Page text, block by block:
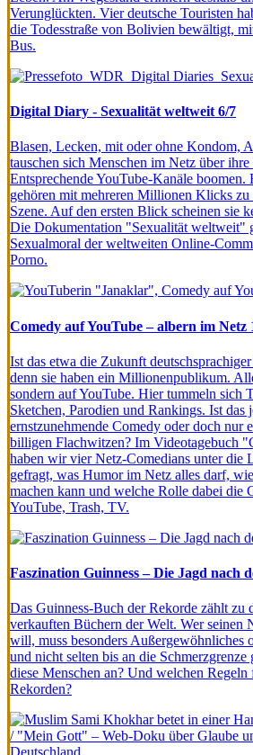
Verunglückten. Vier deutsche Touristen
die Todesstraße von Bolivien bewältigt,
Bus.
Digital Diary - Sexualität weltweit 6/7
Blasen, Lecken, mit oder ohne Kondom,
tauschen sich Menschen im Netz über ihre
Entsprechende YouTube-Kanäle
gehören mit mehreren Millionen Klicks zu
Szene. Auf den ersten Blick scheinen sie
Die Dokumentation "Sexualität weltweit"
Sexualmoral der weltweiten Online-
Porno.
Comedy auf YouTube – albern im Netz
Ist das etwa die Zukunft
denn sie haben ein Millionenpublikum.
sondern auf YouTube. Hier tummeln sich
Sketchen, Parodien und Rankings. Ist das
ernstzunehmende Comedy oder doch nur
billigen Flachwitzen? Im Videotagebuch
haben wir vier Netz-Comedians unter die
gefragt, was Humor im Netz alles darf,
machen kann und welche Rolle dabei die
YouTube, Trash, TV.
Faszination Guinness – Die Jagd nach
Das Guinness-Buch der Rekorde zählt zu
verkauften Büchern der Welt. Wer seinen
will, muss besonders Außergewöhnliches
und nicht selten bis an die
diese Menschen an? Und welchen Regeln
Rekorden?